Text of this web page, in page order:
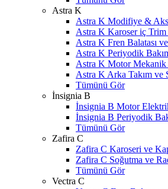
Astra K
Astra K Modifiye &
Astra K Karoser iç Trim
Astra K Fren Balatası
Astra K Periyodik
Astra K Motor Mekanik
Astra K Arka Takım ve
Tümünü Gör
İnsignia B
İnsignia B Motor
İnsignia B Periyodik
Tümünü Gör
Zafira C
Zafira C Karoseri ve
Zafira C Soğutma ve
Tümünü Gör
Vectra C